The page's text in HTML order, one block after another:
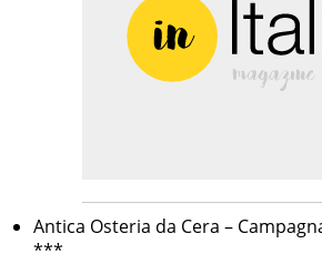
Antica Osteria da Cera –
***